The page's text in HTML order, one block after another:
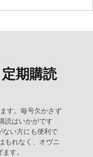
期購読
す。毎号欠かさず
読はいかがです
ない方にも便利で
もれなく、オヴニ
す。